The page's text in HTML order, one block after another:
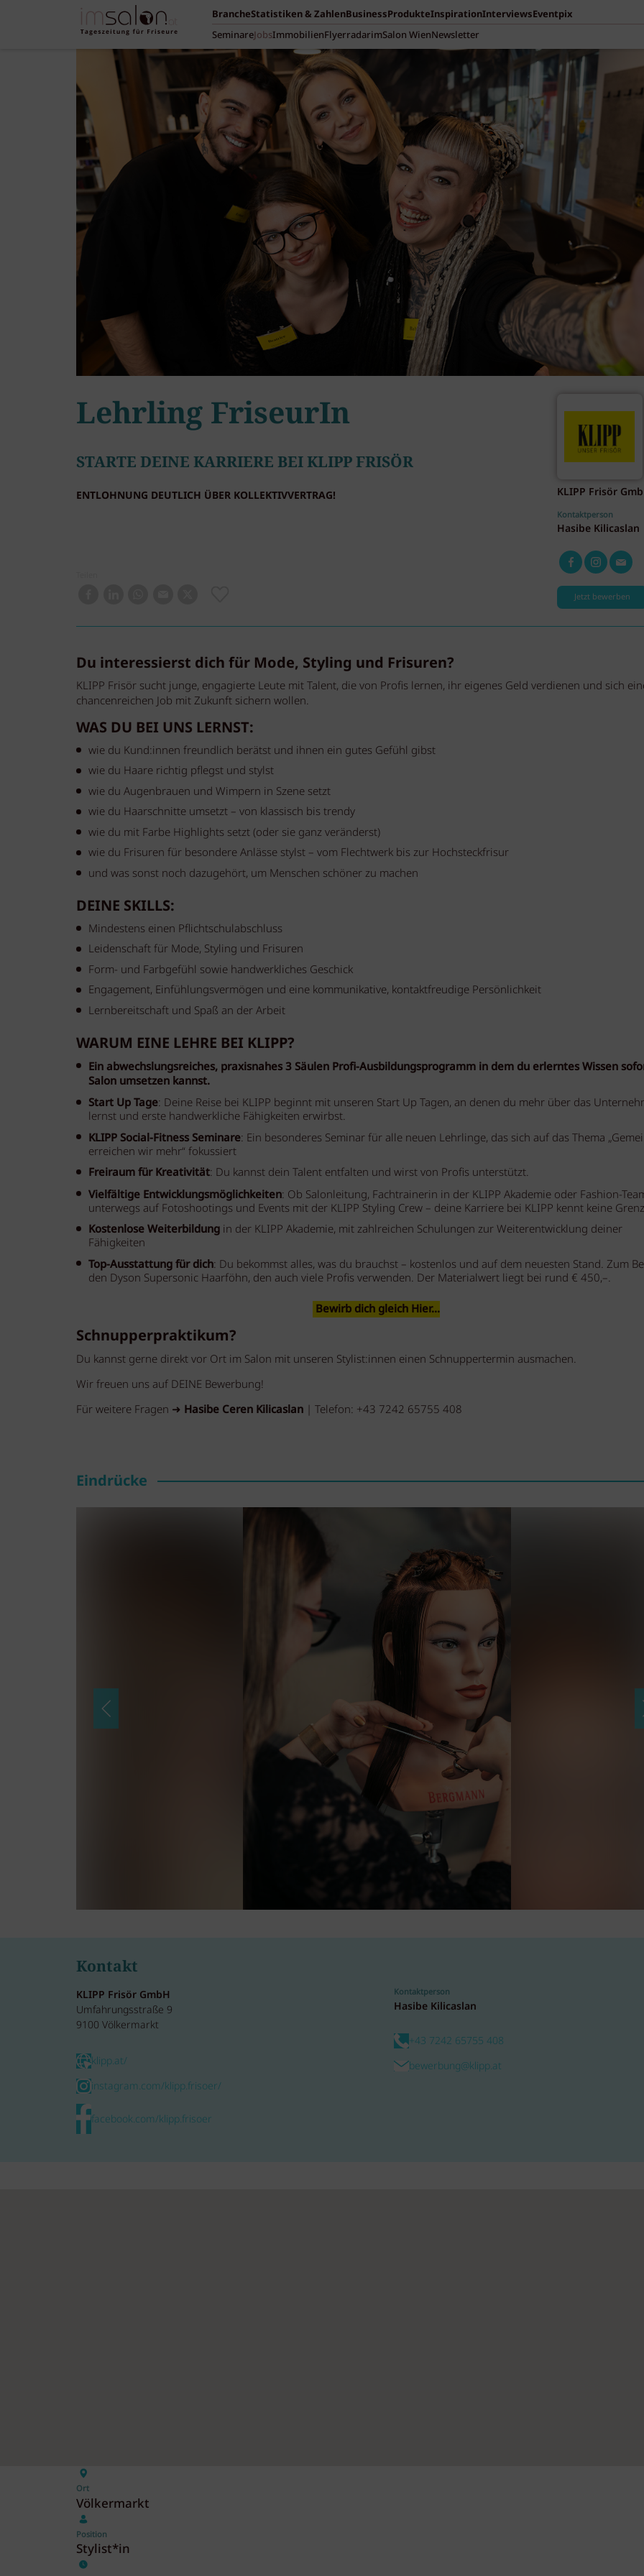
BrancheStatistiken & ZahlenBusinessProdukteInspirationInterviewsEventpix
SeminareJobsImmobilienFlyerradarimSalon WienNewsletter
Lehrling FriseurIn
STARTE DEINE KARRIERE BEI KLIPP FRISÖR
ENTLOHNUNG DEUTLICH ÜBER KOLLEKTIVVERTRAG! KLIPP Frisör
Kontaktperson
Hasibe Kilicaslan
Jetzt bewerben
Du interessierst dich für Mode, Styling und Frisuren?
KLIPP Frisör sucht junge, engagierte Leute mit Talent, die von Profis lernen, ihr eigenes Geld verdienen und sich
chancenreichen Job mit Zukunft sichern wollen.
WAS DU BEI UNS LERNST:
wie du Kund:innen freundlich berätst und ihnen ein gutes Gefühl gibst
wie du Haare richtig pflegst und stylst
wie du Augenbrauen und Wimpern in Szene setzt
wie du Haarschnitte umsetzt – von klassisch bis trendy
wie du mit Farbe Highlights setzt (oder sie ganz veränderst)
wie du Frisuren für besondere Anlässe stylst – vom Flechtwerk bis zur Hochsteckfrisur
und was sonst noch dazugehört, um Menschen schöner zu machen
DEINE SKILLS:
Mindestens einen Pflichtschulabschluss
Leidenschaft für Mode, Styling und Frisuren
Form- und Farbgefühl sowie handwerkliches Geschick
Engagement, Einfühlungsvermögen und eine kommunikative, kontaktfreudige Persönlichkeit
Lernbereitschaft und Spaß an der Arbeit
WARUM EINE LEHRE BEI KLIPP?
Ein abwechslungsreiches, praxisnahes 3 Säulen Profi-Ausbildungsprogramm in dem du erlerntes Wissen
Salon umsetzen kannst.
Start Up Tage: Deine Reise bei KLIPP beginnt mit unseren Start Up Tagen, an denen du mehr über das
lernst und erste handwerkliche Fähigkeiten erwirbst.
KLIPP Social-Fitness Seminare: Ein besonderes Seminar für alle neuen Lehrlinge, das sich auf das Thema
erreichen wir mehr“ fokussiert
Freiraum für Kreativität: Du kannst dein Talent entfalten und wirst von Profis unterstützt.
Vielfältige Entwicklungsmöglichkeiten: Ob Salonleitung, Fachtrainerin in der KLIPP Akademie oder Fashion-
unterwegs auf Fotoshootings und Events mit der KLIPP Styling Crew – deine Karriere bei KLIPP kennt keine
Kostenlose Weiterbildung in der KLIPP Akademie, mit zahlreichen Schulungen zur Weiterentwicklung deiner
Fähigkeiten
Top-Ausstattung für dich: Du bekommst alles, was du brauchst – kostenlos und auf dem neuesten Stand. Zum
den Dyson Supersonic Haarföhn, den auch viele Profis verwenden. Der Materialwert liegt bei rund € 450,–.
Bewirb dich gleich Hier...
Schnupperpraktikum?
Du kannst gerne direkt vor Ort im Salon mit unseren Stylist:innen einen Schnuppertermin ausmachen.
Wir freuen uns auf DEINE Bewerbung!
Für weitere Fragen ➜ Hasibe Ceren Kilicaslan| Telefon: +43 7242 65755 408
Eindrücke
Kontakt
KLIPP Frisör GmbH
Umfahrungsstraße 9
9100 Völkermarkt
klipp.at/
instagram.com/klipp.frisoer/
facebook.com/klipp.frisoer
Kontaktperson
Hasibe Kilicaslan
+43 7242 65755 408
bewerbung@klipp.at
Ort
Völkermarkt
Position
Stylist*in